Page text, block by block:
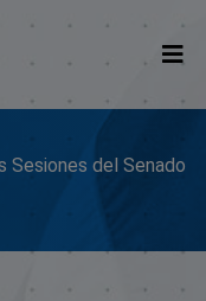
Sesiones del Senado